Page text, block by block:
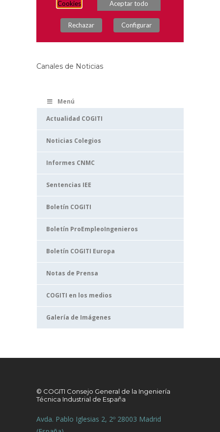
Canales de Noticias
Menú
Actualidad COGITI
Noticias Colegios
Informes CNMC
Sentencias IEE
Boletín COGITI
Boletín ProEmpleoIngenieros
Boletín COGITI Europa
Notas de Prensa
COGITI en los medios
Galería de Imágenes
© COGITI Consejo General de la Ingeniería
Técnica Industrial de España
Avda. Pablo Iglesias 2, 2º 28003 Madrid